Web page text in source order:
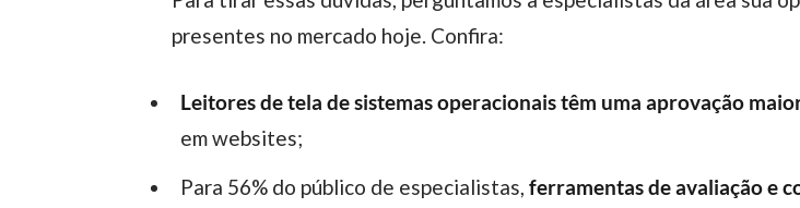
presentes no mercado hoje. Confira:
Leitores de tela de sistemas operacionais têm uma aprovação
em websites;
Para 56% do público de especialistas,ferramentas de avaliação e